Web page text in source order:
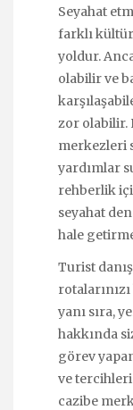
Seyahat
farklı
yoldur.
olabilir ve
zor olabilir.
merkezleri
yardımlar
rehberlik
seyahat
hale
Turist
yanı sıra,
hakkında
görev
ve
cazibe